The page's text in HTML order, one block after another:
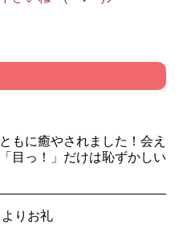
もに癒やされました！会え
目っ！」だけは恥ずかしい
りお礼